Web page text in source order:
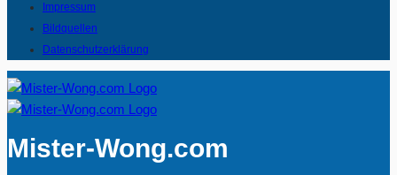
Impressum
Bildquellen
Datenschutzerklärung
Mister-Wong.com